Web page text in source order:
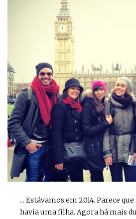
... Estávamos em 2014. Parece
havia uma filha. Agora há mais